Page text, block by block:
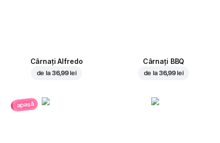
Cârnați Alfredo
de la 36,99 lei
Cârnați BBQ
de la 36,99 lei
apasă